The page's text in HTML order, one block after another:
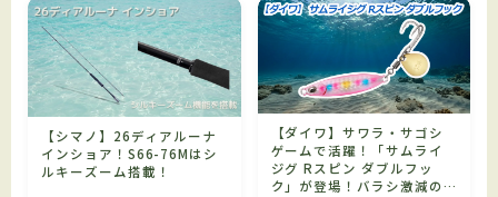
【シマノ】26ディアルーナ
インショア！S66-76Mはシ
ルキーズーム搭載！
【ダイワ】サワラ・サゴシ
ゲームで活躍！「サムライ
ジグ Rスピン ダブルフッ
ク」が登場！バラシ激減の